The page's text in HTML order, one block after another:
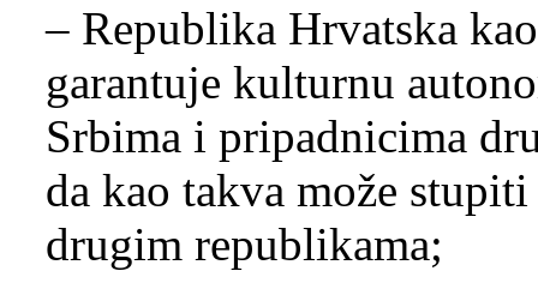
– Republika Hrvatska
garantuje kulturnu
Srbima i pripadnicima
da kao takva može
drugim republikama;